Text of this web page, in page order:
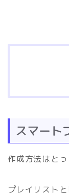
スマート
作成方法はとっ
プレイリストと